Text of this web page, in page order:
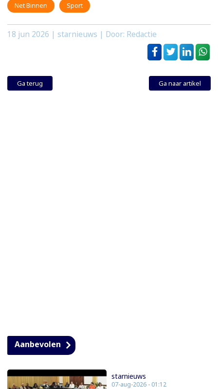
Net Binnen Sport
18 jun 2026 | starnieuws | Door: Redactie
Ga terug Ga naar artikel
Aanbevolen
starnieuws
07-aug-2026 - 01:12